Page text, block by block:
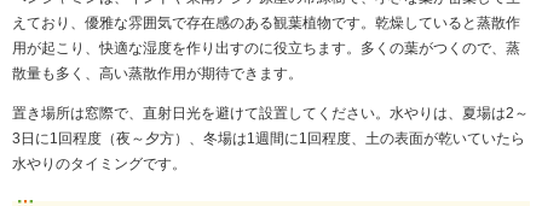
えており、優雅な雰囲気で存在感のある観葉植物です。乾燥していると蒸散作
用が起こり、快適な湿度を作り出すのに役立ちます。多くの葉がつくので、蒸
散量も多く、高い蒸散作用が期待できます。
置き場所は窓際で、直射日光を避けて設置してください。水やりは、夏場は2～
3日に1回程度（夜～夕方）、冬場は1週間に1回程度、土の表面が乾いていたら
水やりのタイミングです。